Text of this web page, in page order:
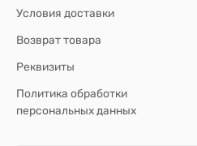
Условия доставки
Возврат товара
Реквизиты
Политика обработки
персональных данных